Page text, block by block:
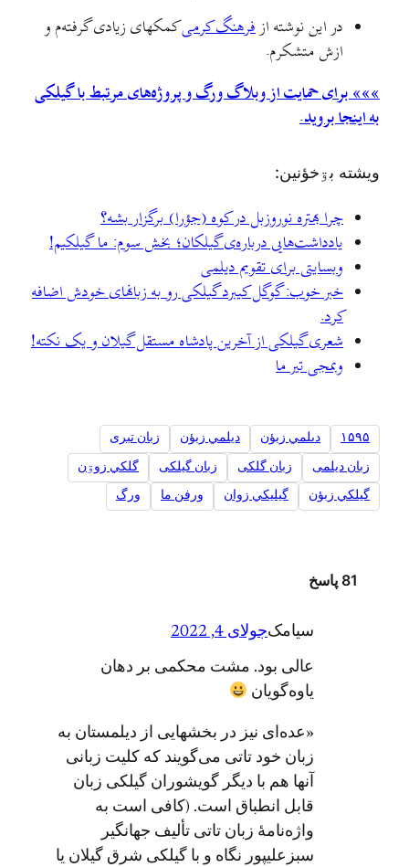
در این نوشته از فرهنگ کرمیکمکهای زیادی گرفته‌م و
ازش متشکرم.
»»» برای حمایت از وبلاگ ورگ و پروژه‌های مرتبط با گیلکی
به اینجا بروید.
ويشته بۊخؤنين:
چرا بهتره نوروزبل در کوه (جؤرا) برگزار بشه؟
یادداشت‌هایی درباره‌ی گیلکان؛ بخش سوم: ما گیلکیم!
وبسایتی برای تقویم دیلمی
خبر خوب: گوگل کیبرد گیلکی رو به زبانهای خودش اضافه
کرد.
شعری گیلکی از آخرین پادشاه مستقل گیلان و یک نکته!
وبمجی تیر ما
۱۵۹۵ دىلمي زبؤن ديلمي زبؤن زبان تبری
زبان دیلمی زبان گلکی زبان گیلکی گلکي زوۊن
گيلکي زبؤن گيليکي زوان ورفن ما ورگ
81 پاسخ
سیامکجولای 4, 2022
عالی بود. مشت محکمی بر دهان
یاوه‌گویان
«عده‌ای نیز در بخشهایی از دیلمستان به
زبان خود تاتی می‌گویند که کليت زبانی
آنها هم با دیگر گویشوران گیلکی زبان
قابل انطباق است. (کافی است به
واژه‌نامهٔ زبان تاتی تألیف جهانگیر
سبزعلیپور نگاه و با گیلکی شرق گیلان یا